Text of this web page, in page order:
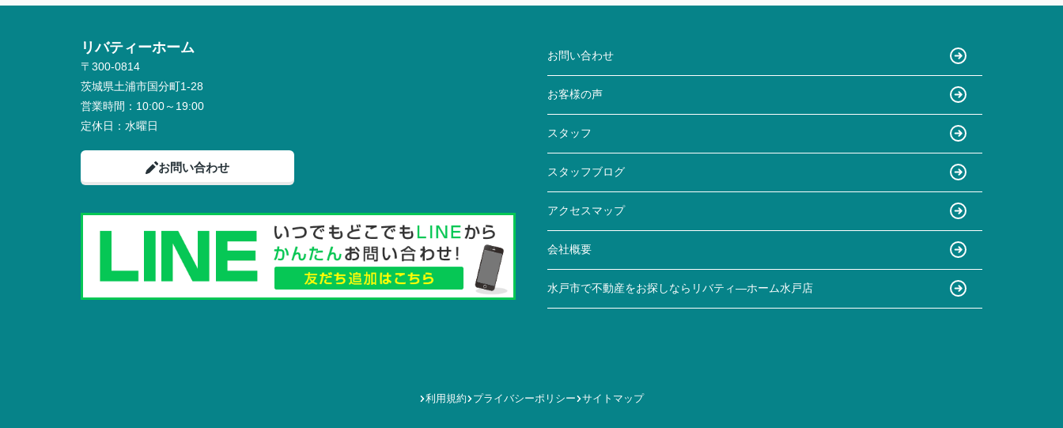
リバティーホーム
〒300-0814
茨城県土浦市国分町1-28
営業時間： 10:00～19:00
定休日： 水曜日
お問い合わせ
お問い合わせ
お客様の声
スタッフ
スタッフブログ
アクセスマップ
会社概要
水戸市で不動産をお探しならリバティ―ホーム水戸店
利用規約 プライバシーポリシー サイトマップ